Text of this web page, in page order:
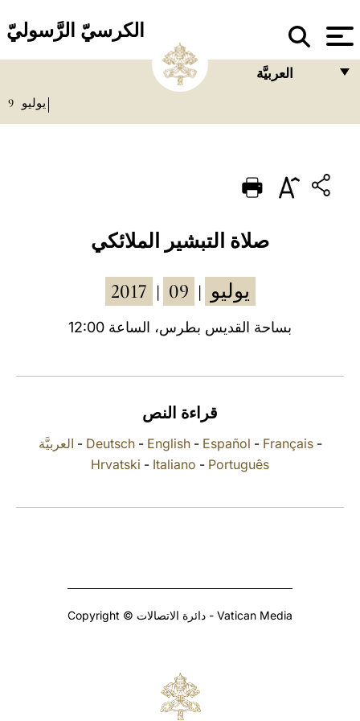
الكرسيّ الرَّسوليّ
العربيَّة
PORTUGUÊS
العربيّة
يوليو 9
صلاة التبشير الملائكي
2017 يوليو 09
بساحة القديس بطرس، الساعة 12:00
قراءة النص
العربيَّة - Deutsch- English- Español - Français-
Hrvatski - Italiano - Português
Copyright © دائرة الاتصالات - Vatican Media